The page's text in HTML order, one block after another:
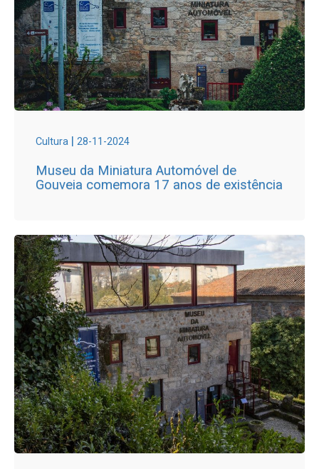
Cultura | 28-11-2024
Museu da Miniatura Automóvel de
Gouveia comemora 17 anos de existência